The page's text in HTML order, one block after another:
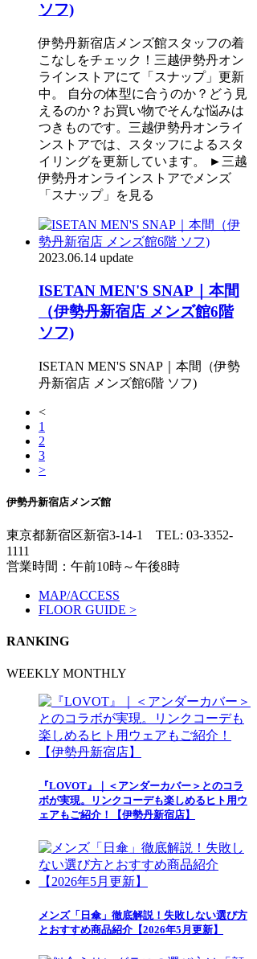
ソフ)
伊勢丹新宿店メンズ館スタッフの着
こなしをチェック！三越伊勢丹オン
ラインストアにて「スナップ」更新
中。 自分の体型に合うのか？どう見
えるのか？お買い物でそんな悩みは
つきものです。三越伊勢丹オンライ
ンストアでは、スタッフによるスタ
イリングを更新しています。 ►三越
伊勢丹オンラインストアでメンズ
「スナップ」を見る
2023.06.14 update
ISETAN MEN'S SNAP｜本間
（伊勢丹新宿店 メンズ館6階
ソフ)
ISETAN MEN'S SNAP｜本間（伊勢
丹新宿店 メンズ館6階 ソフ)
<
1
2
3
>
伊勢丹新宿店メンズ館
東京都新宿区新宿3-14-1 TEL: 03-3352-
1111
営業時間：午前10時～午後8時
MAP/ACCESS
FLOOR GUIDE >
RANKING
WEEKLY MONTHLY
『LOVOT』｜＜アンダーカバー＞とのコラ
ボが実現。リンクコーデも楽しめるヒト用ウ
ェアもご紹介！【伊勢丹新宿店】
メンズ「日傘」徹底解説！失敗しない選び方
とおすすめ商品紹介【2026年5月更新】